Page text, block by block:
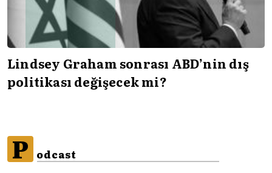
Lindsey Graham sonrası ABD’nin dış
politikası değişecek mi?
P odcast